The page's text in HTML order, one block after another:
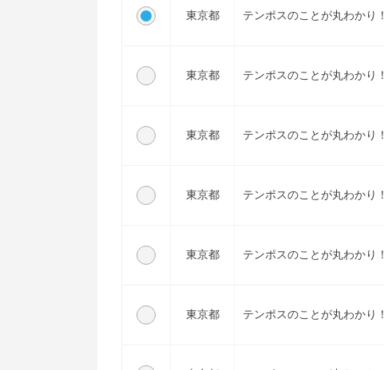
東京都 テンポスのことが丸わかり！
東京都 テンポスのことが丸わかり！
東京都 テンポスのことが丸わかり！
東京都 テンポスのことが丸わかり！
東京都 テンポスのことが丸わかり！
東京都 テンポスのことが丸わかり！